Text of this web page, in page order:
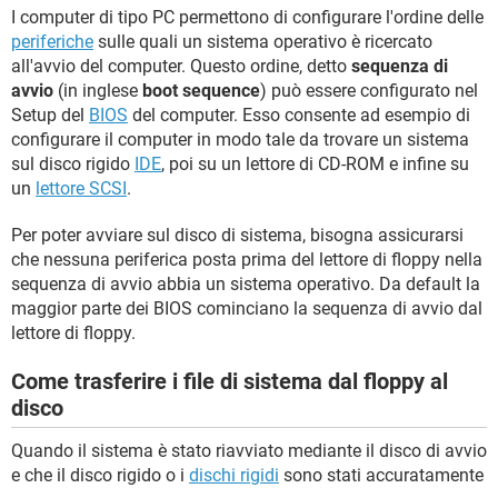
I computer di tipo PC permettono di configurare l'ordine delle
periferiche sulle quali un sistema operativo è ricercato
all'avvio del computer. Questo ordine, detto sequenza di
avvio (in inglese boot sequence) può essere configurato nel
Setup del BIOS del computer. Esso consente ad esempio di
configurare il computer in modo tale da trovare un sistema
sul disco rigido IDE, poi su un lettore di CD-ROM e infine su
un lettore SCSI.
Per poter avviare sul disco di sistema, bisogna assicurarsi
che nessuna periferica posta prima del lettore di floppy nella
sequenza di avvio abbia un sistema operativo. Da default la
maggior parte dei BIOS cominciano la sequenza di avvio dal
lettore di floppy.
Come trasferire i file di sistema dal floppy al
disco
Quando il sistema è stato riavviato mediante il disco di avvio
e che il disco rigido o i dischi rigidi sono stati accuratamente